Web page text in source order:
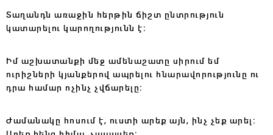
Տաղանդն առաջին հերթին ճիշտ ընտրություն
կատարելու կարողությունն է։
Իմ աշխատանքի մեջ ամենաշատը սիրում եմ
ուրիշների կյանքերով ապրելու հնարավորությունը ու
դրա համար ոչինչ չվճարելը։
Ժամանակը հոսում է, ուստի արեք այն, ինչ չեք արել։